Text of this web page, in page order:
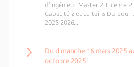
d’Ingénieur, Master 2, Licence
Capacité 2 et certains DU pour
2025-2026...
Du dimanche 16 mars 2025
octobre 2025